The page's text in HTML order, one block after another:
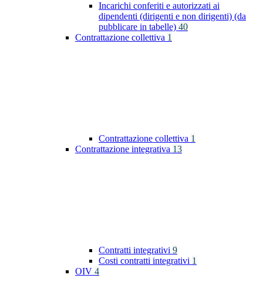
Incarichi conferiti e autorizzati ai
dipendenti (dirigenti e non dirigenti) (da
pubblicare in tabelle) 40
Contrattazione collettiva 1
Contrattazione collettiva 1
Contrattazione integrativa 13
Contratti integrativi 9
Costi contratti integrativi 1
OIV 4